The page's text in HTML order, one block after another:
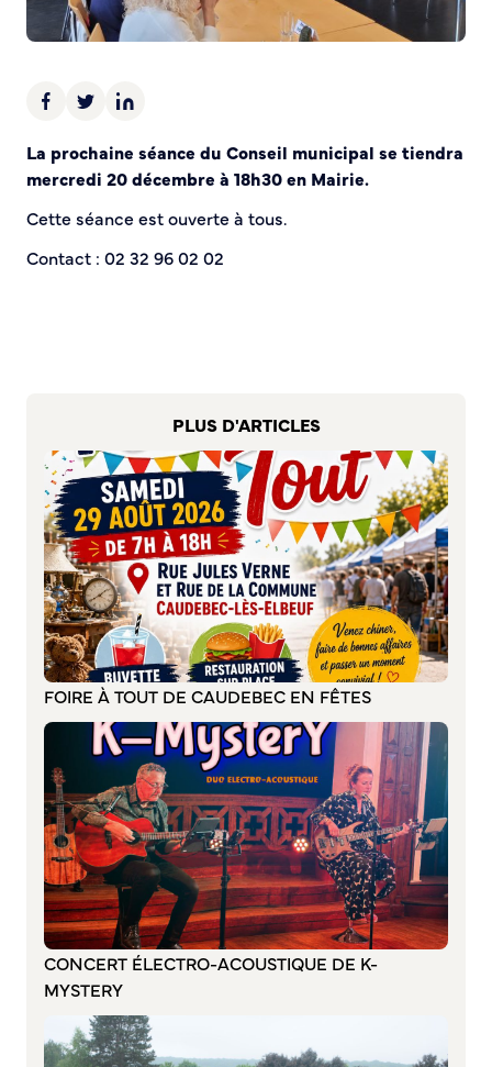
La prochaine séance du Conseil municipal se tiendra
mercredi 20 décembre à 18h30 en Mairie.
Cette séance est ouverte à tous.
Contact : 02 32 96 02 02
PLUS D'ARTICLES
FOIRE À TOUT DE CAUDEBEC EN FÊTES
CONCERT ÉLECTRO-ACOUSTIQUE DE K-
MYSTERY
Demande d’Occupation du Domaine Public
Sécurité tranquillité
Police municipale
Tranquillité vacances
Vidéoprotection
Aide à l’installation d’alarmes
Infos pratiques
DÉCOUVRIR SORTIR
Bienvenue à Caudebec
Histoire de la ville
Patrimoine historique
Temps forts
Venir à Caudebec
Emménager à Caudebec
Cadre de vie
Parcs et jardins
Entretien durable des espaces verts
Concours des maisons et balcons fleuris
Entretien des haies
Aide à l’achat d’un composteur ou récupérateur d’eau
S’informer
Application
S’abonner au mail d’information
Réseaux sociaux
Journal municipal